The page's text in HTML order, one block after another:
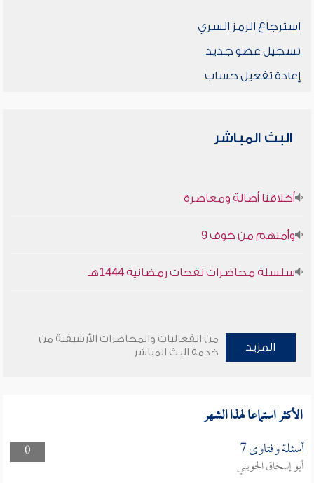
استرجاع الرمز السري
تسجيل عضو جديد
إعادة تفعيل حساب
البث المباشر
أخلاقنا أصالة ومعاصرة
وأمنهم من خوف 9
سلسلة محاضرات نفحات رمضانية 1444هـ
المزيد
من الفعاليات والمحاضرات الأرشيفية من
خدمة البث المباشر
الأكثر استماعا لهذا الشهر
0 أسئلة وفتاوى 7
أبو إسحاق الحويني